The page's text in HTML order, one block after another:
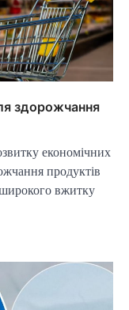
здорожчання
економічних
продуктів
широкого вжитку